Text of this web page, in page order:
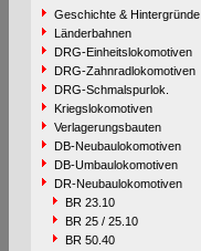
Geschichte & Hintergründe
Länderbahnen
DRG-Einheitslokomotiven
DRG-Zahnradlokomotiven
DRG-Schmalspurlok.
Kriegslokomotiven
Verlagerungsbauten
DB-Neubaulokomotiven
DB-Umbaulokomotiven
DR-Neubaulokomotiven
BR 23.10
BR 25 / 25.10
BR 50.40